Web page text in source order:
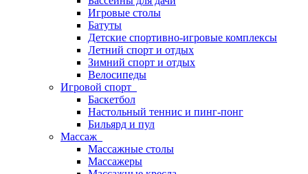
Игровые столы
Батуты
Детские спортивно-игровые комплексы
Летний спорт и отдых
Зимний спорт и отдых
Велосипеды
Игровой спорт
Баскетбол
Настольный теннис и пинг-понг
Бильярд и пул
Массаж
Массажные столы
Массажеры